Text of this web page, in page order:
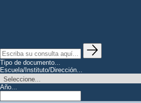
Tipo de documento...
Escuela/Instituto/Dirección...
Año...